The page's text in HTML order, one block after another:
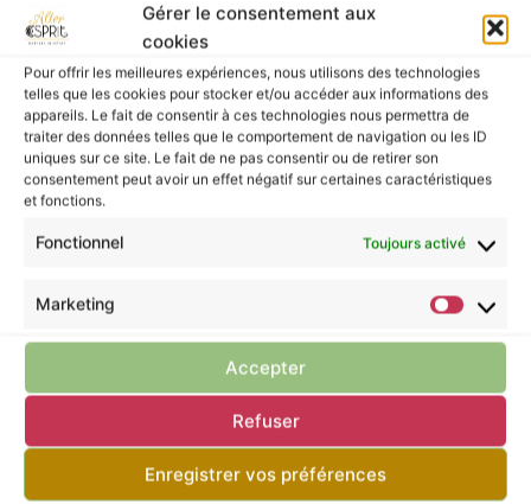
Gérer le consentement aux
cookies
Pour offrir les meilleures expériences, nous utilisons des technologies
telles que les cookies pour stocker et/ou accéder aux informations des
appareils. Le fait de consentir à ces technologies nous permettra de
traiter des données telles que le comportement de navigation ou les ID
uniques sur ce site. Le fait de ne pas consentir ou de retirer son
consentement peut avoir un effet négatif sur certaines caractéristiques
et fonctions.
Fonctionnel Toujours activé
Marketing
Accepter
Refuser
Enregistrer vos préférences
Dimensions ≈ 2,45 cm de haut
Le pendentif sera monté sur une bélière en
argent 925 (possibilité de choisir une bélière
dorée en acier inoxydable)*
Les pierres murmurent leurs énergies à ceux
qui les écoutent, mais elles ne possèdent pas
le pouvoir de guérir.
consultation d’un professionnel de santé.
Retour à la boutique